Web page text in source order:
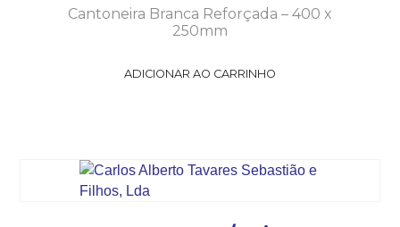
Cantoneira Branca Reforçada – 400 x
250mm
ADICIONAR AO CARRINHO